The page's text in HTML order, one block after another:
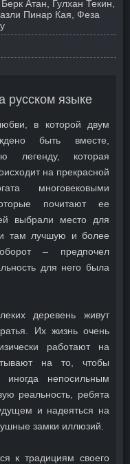
Атан, Гулхан Текин,
Пинар Кая, Феза
русском языке
в которой двум
быть вместе,
легенду, которая
на прекрасной
многовековыми
почитают ее
выбрали место для
там лучшую и более
– предпочел
для него была
деревень живут
Их жизнь очень
работают на
на то, чтобы
иногда непосильным
реальность, ребята
и надеяться на
замки иллюзий.
к традициям своего